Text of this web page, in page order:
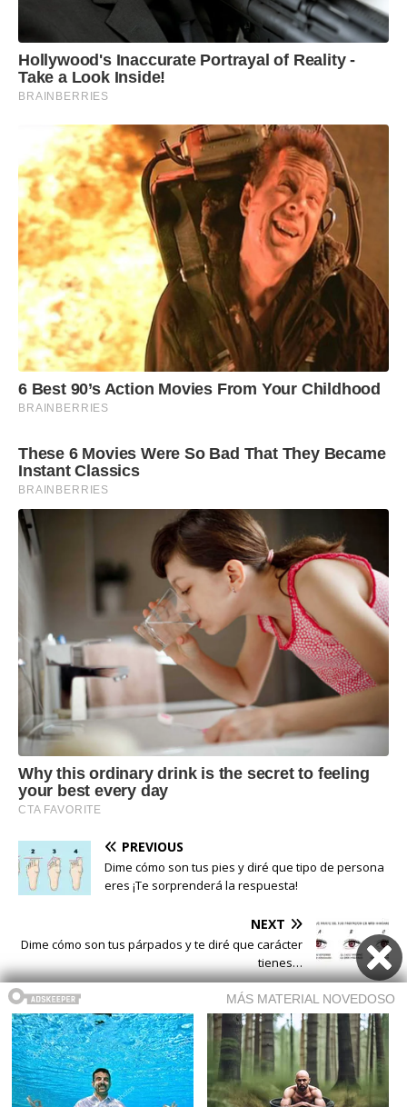
PREVIOUS
Dime cómo son tus pies y diré que tipo de persona
eres ¡Te sorprenderá la respuesta!
NEXT
Dime cómo son tus párpados y te diré que carácter
tienes…
Buscar
Buscar